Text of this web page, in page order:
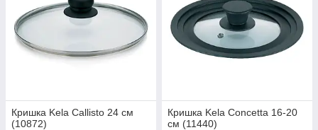
Кришка Kela Callisto 24 см
(10872)
Кришка Kela Concetta 16-20
см (11440)